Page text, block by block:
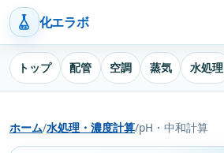
化エラボ
トップ 配管 空調 蒸気 水処理
ホーム/水処理・濃度計算/pH・中和計算